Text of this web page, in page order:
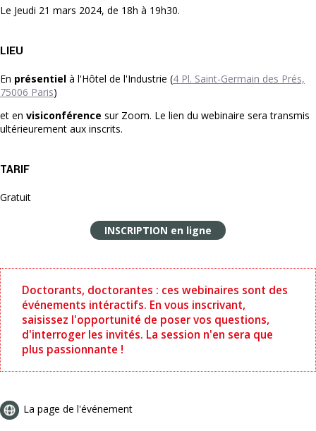
Le Jeudi 21 mars 2024, de 18h à 19h30.
LIEU
En présentiel à l'Hôtel de l'Industrie (4 Pl. Saint-Germain des Prés,
75006 Paris)
et en visiconférence sur Zoom. Le lien du webinaire sera transmis
ultérieurement aux inscrits.
TARIF
Gratuit
INSCRIPTION en ligne
Doctorants, doctorantes : ces webinaires sont des
événements intéractifs. En vous inscrivant,
saisissez l'opportunité de poser vos questions,
d'interroger les invités. La session n'en sera que
plus passionnante !
La page de l'événement